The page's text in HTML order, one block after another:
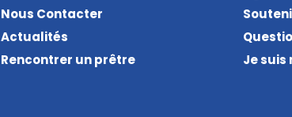
Nous Contacter
Actualités
Rencontrer un prêtre
Je suis